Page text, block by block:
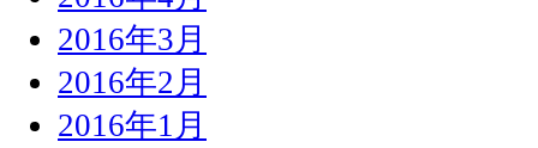
2016年3月
2016年2月
2016年1月